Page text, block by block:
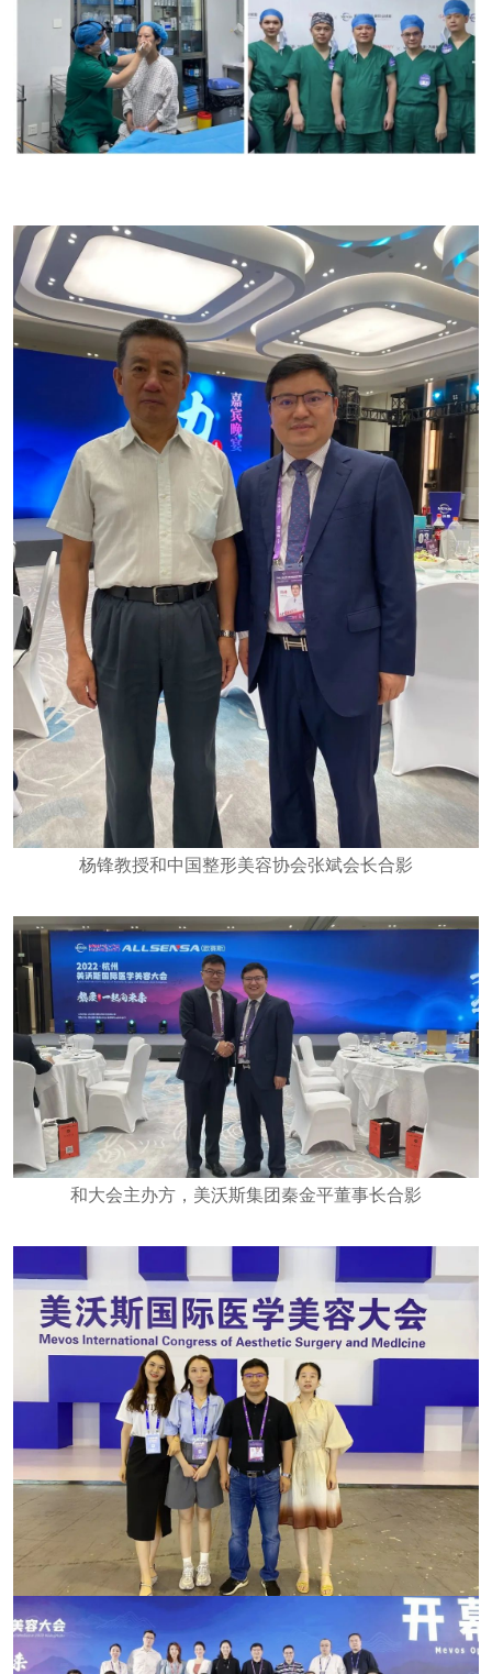
杨锋教授和中国整形美容协会张斌会长合影
和大会主办方，美沃斯集团秦金平董事长合影